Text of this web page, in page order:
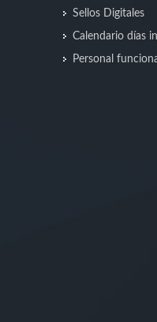
Sellos Digitales
Calendario días
Personal